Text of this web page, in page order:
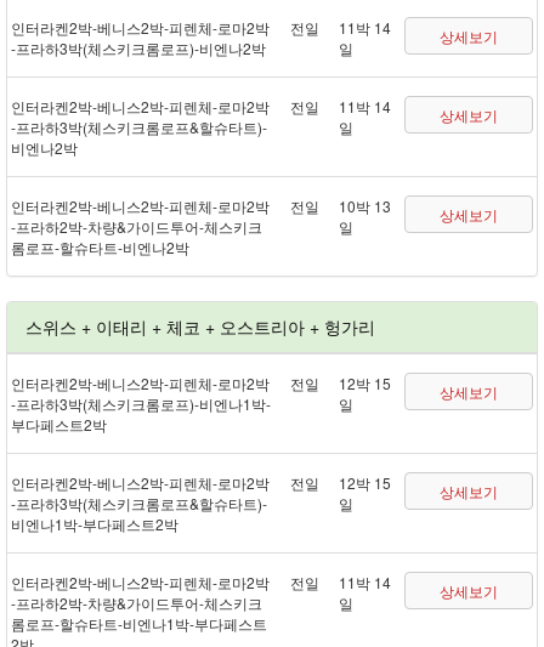
인터라켄 2박 - 베니스 2박 - 피렌체 - 로마 2박
- 프라하 3박(체스키크롬로프) - 비엔나 2박
전일
11박 14
일
상세보기
인터라켄 2박 - 베니스 2박 - 피렌체 - 로마 2박
- 프라하 3박(체스키크롬로프&할슈타트) -
비엔나 2박
전일
11박 14
일
상세보기
인터라켄 2박 - 베니스 2박 - 피렌체 - 로마 2박
- 프라하 2박 - 차량&가이드투어 - 체스키크
롬로프 - 할슈타트 - 비엔나 2박
전일
10박 13
일
상세보기
스위스 + 이태리 + 체코 + 오스트리아 + 헝가리
인터라켄 2박 - 베니스 2박 - 피렌체 - 로마 2박
- 프라하 3박(체스키크롬로프) - 비엔나 1박 -
부다페스트 2박
전일
12박 15
일
상세보기
인터라켄 2박 - 베니스 2박 - 피렌체 - 로마 2박
- 프라하 3박(체스키크롬로프&할슈타트) -
비엔나 1박 - 부다페스트 2박
전일
12박 15
일
상세보기
인터라켄 2박 - 베니스 2박 - 피렌체 - 로마 2박
- 프라하 2박 - 차량&가이드투어 - 체스키크
롬로프 - 할슈타트 - 비엔나 1박 - 부다페스트
전일
11박 14
일
상세보기